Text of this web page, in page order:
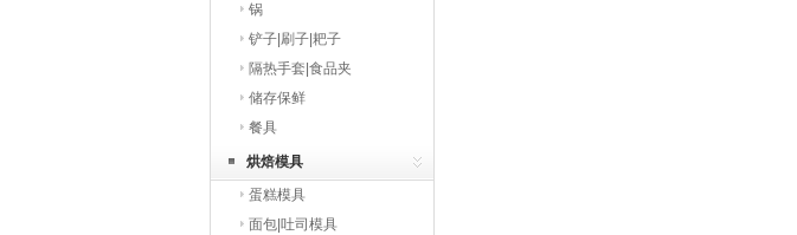
锅
铲子|刷子|耙子
隔热手套|食品夹
储存保鲜
餐具
烘焙模具
蛋糕模具
面包|吐司模具